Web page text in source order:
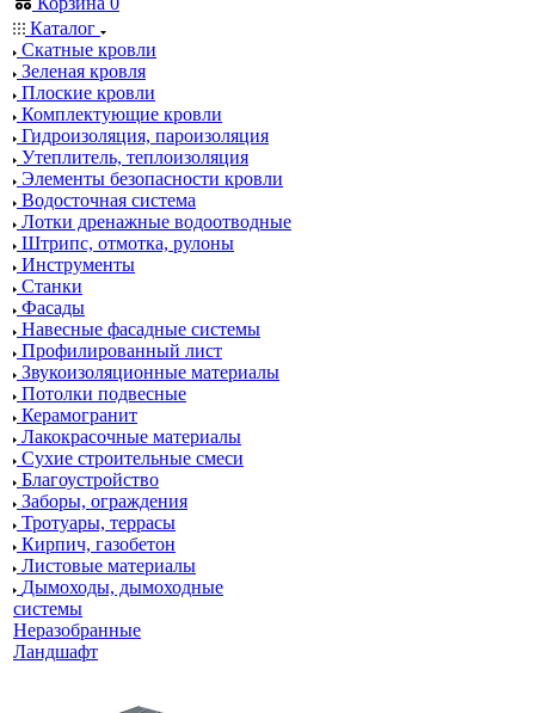
Каталог
Скатные кровли
Зеленая кровля
Плоские кровли
Комплектующие кровли
Гидроизоляция, пароизоляция
Утеплитель, теплоизоляция
Элементы безопасности кровли
Водосточная система
Лотки дренажные водоотводные
Штрипс, отмотка, рулоны
Инструменты
Станки
Фасады
Навесные фасадные системы
Профилированный лист
Звукоизоляционные материалы
Потолки подвесные
Керамогранит
Лакокрасочные материалы
Сухие строительные смеси
Благоустройство
Заборы, ограждения
Тротуары, террасы
Кирпич, газобетон
Листовые материалы
Дымоходы, дымоходные
системы
Неразобранные
Ландшафт